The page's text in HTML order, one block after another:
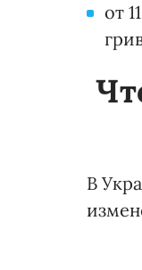
от
В